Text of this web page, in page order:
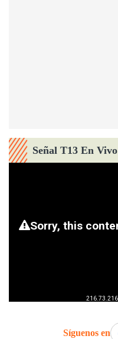
Señal T13 En Vivo
Síguenos en